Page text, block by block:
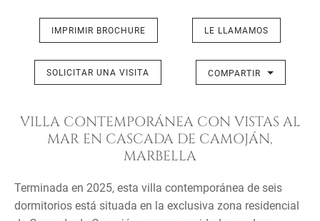
IMPRIMIR BROCHURE LE LLAMAMOS
SOLICITAR UNA VISITA COMPARTIR
VILLA CONTEMPORÁNEA CON VISTAS AL
MAR EN CASCADA DE CAMOJÁN,
MARBELLA
Terminada en 2025, esta villa contemporánea de seis
dormitorios está situada en la exclusiva zona residencial